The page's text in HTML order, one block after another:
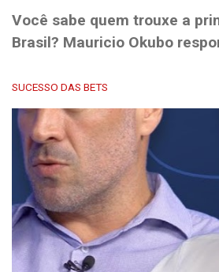
Você sabe quem trouxe a
Brasil? Mauricio Okubo
SUCESSO DAS BETS